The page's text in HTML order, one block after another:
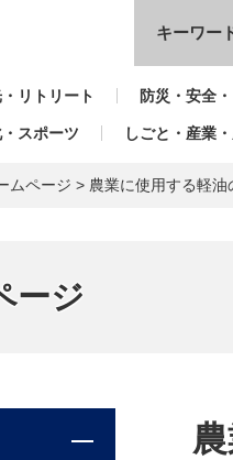
キーワー
リトリート 防災・安全
スポーツ しごと・産業
ムページ > 農業に使用する軽油
ージ